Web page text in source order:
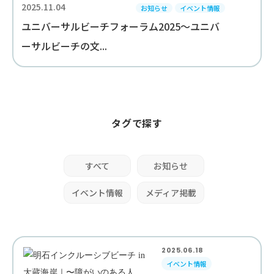
2025.11.04 お知らせ イベント情報
ユニバーサルビーチフォーラム2025～ユニバ
ーサルビーチの文...
タグで探す
すべて お知らせ
イベント情報 メディア掲載
2025.06.18
イベント情報